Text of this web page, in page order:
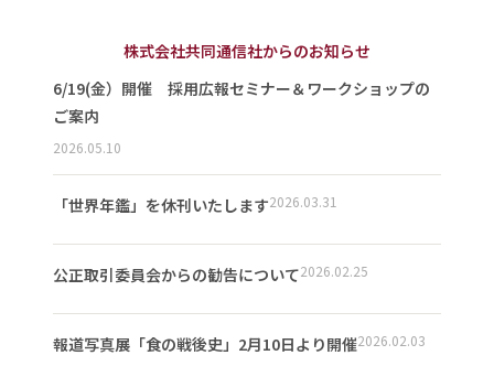
株式会社共同通信社からのお知らせ
6/19(金）開催 採用広報セミナー＆ワークショップの
ご案内
2026.05.10
「世界年鑑」を休刊いたします2026.03.31
公正取引委員会からの勧告について2026.02.25
報道写真展「食の戦後史」2月10日より開催2026.02.03